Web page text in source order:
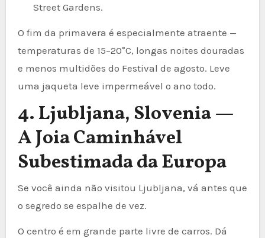
Street Gardens.
O fim da primavera é especialmente atraente —
temperaturas de 15–20°C, longas noites douradas
e menos multidões do Festival de agosto. Leve
uma jaqueta leve impermeável o ano todo.
4. Ljubljana, Slovenia —
A Joia Caminhável
Subestimada da Europa
Se você ainda não visitou Ljubljana, vá antes que
o segredo se espalhe de vez.
O centro é em grande parte livre de carros. Dá